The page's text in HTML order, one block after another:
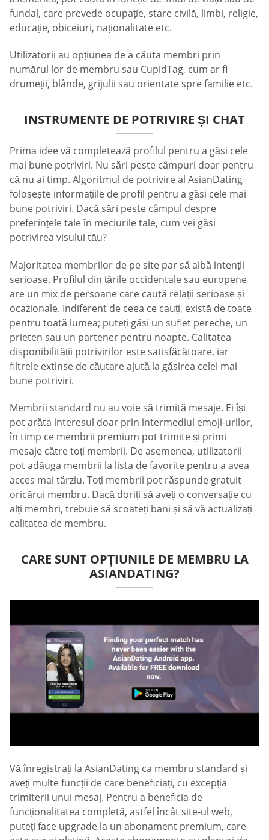
fundal, care prevede ocupație, stare civilă, limbi, religie,
educație, obiceiuri, naționalitate etc.
Utilizatorii au opțiunea de a căuta membri prin
numărul lor de membru sau CupidTag, cum ar fi
drumeții, blânde, grijulii sau orientate spre familie etc.
INSTRUMENTE DE POTRIVIRE ȘI CHAT
Prima idee vă completează profilul pentru a găsi cele
mai bune potriviri. Nu sări peste câmpuri doar pentru
că nu ai timp. Algoritmul de potrivire al AsianDating
folosește informațiile de profil pentru a găsi cele mai
bune potriviri. Dacă sări peste câmpul despre
preferințele tale în meciurile tale, cum vei găsi
potrivirea visului tău?
Majoritatea membrilor de pe site par să aibă intenții
serioase. Profilul din țările occidentale sau europene
are un mix de persoane care caută relații serioase și
ocazionale. Indiferent de ceea ce cauți, există de toate
pentru toată lumea; puteți găsi un suflet pereche, un
prieten sau un partener pentru noapte. Calitatea
disponibilității potrivirilor este satisfăcătoare, iar
filtrele extinse de căutare ajută la găsirea celei mai
bune potriviri.
Membrii standard nu au voie să trimită mesaje. Ei își
pot arăta interesul doar prin intermediul emoji-urilor,
în timp ce membrii premium pot trimite și primi
mesaje către toți membrii. De asemenea, utilizatorii
pot adăuga membrii la lista de favorite pentru a avea
acces mai târziu. Toți membrii pot răspunde gratuit
oricărui membru. Dacă doriți să aveți o conversație cu
alți membri, trebuie să scoateți bani și să vă actualizați
calitatea de membru.
CARE SUNT OPȚIUNILE DE MEMBRU LA
ASIANDATING?
Vă înregistrați la AsianDating ca membru standard și
aveți multe funcții de care beneficiați, cu excepția
trimiterii unui mesaj. Pentru a beneficia de
funcționalitatea completă, astfel încât site-ul web,
puteți face upgrade la un abonament premium, care